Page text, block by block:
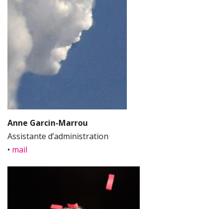
Anne Garcin-Marrou
Assistante d’administration
• mail